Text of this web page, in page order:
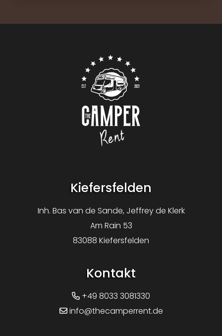
Kiefersfelden
Inh. Bas van de Sande, Jeffrey de Klerk
Am Rain 53
83088 Kiefersfelden
Kontakt
+49 8033 3081330
info@thecamperrent.de